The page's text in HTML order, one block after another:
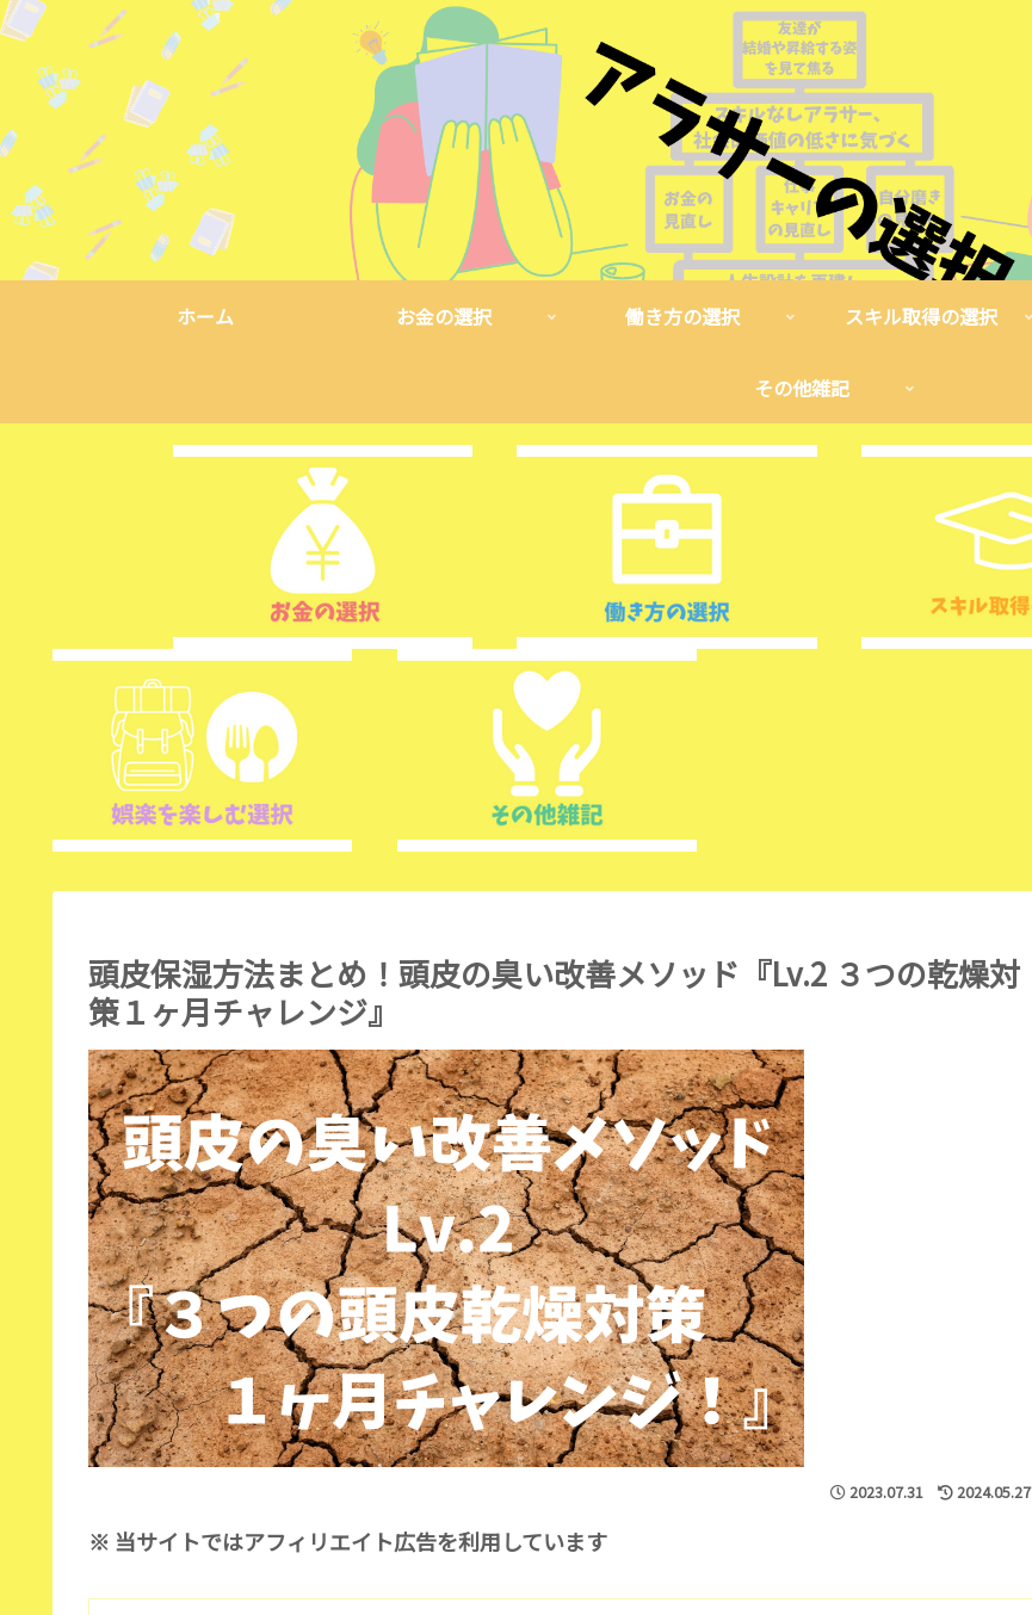
ホーム お金の選択 働き方の選択 スキル取得の選択
その他雑記
頭皮保湿方法まとめ！頭皮の臭い改善メソッド『Lv.2 ３つの乾燥対
策１ヶ月チャレンジ』
2023.07.31 2024.05.27
※ 当サイトではアフィリエイト広告を利用しています